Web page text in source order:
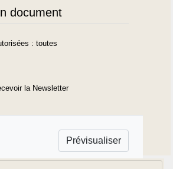
document
: toutes
la Newsletter